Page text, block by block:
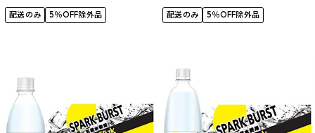
配送のみ 5％OFF除外品 配送のみ 5％OFF除外品